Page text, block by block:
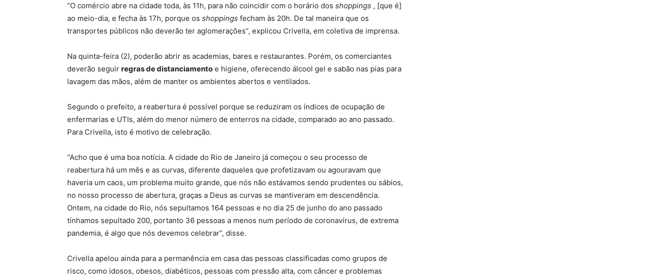
“O comércio abre na cidade toda, às 11h, para não coincidir com o horário dos shoppings , [que é]
ao meio-dia, e fecha às 17h, porque os shoppings fecham às 20h. De tal maneira que os
transportes públicos não deverão ter aglomerações”, explicou Crivella, em coletiva de imprensa.
Na quinta-feira (2), poderão abrir as academias, bares e restaurantes. Porém, os comerciantes
deverão seguir regras de distanciamento e higiene, oferecendo álcool gel e sabão nas pias para
lavagem das mãos, além de manter os ambientes abertos e ventilados.
Segundo o prefeito, a reabertura é possível porque se reduziram os índices de ocupação de
enfermarias e UTIs, além do menor número de enterros na cidade, comparado ao ano passado.
Para Crivella, isto é motivo de celebração.
“Acho que é uma boa notícia. A cidade do Rio de Janeiro já começou o seu processo de
reabertura há um mês e as curvas, diferente daqueles que profetizavam ou agouravam que
haveria um caos, um problema muito grande, que nós não estávamos sendo prudentes ou sábios,
no nosso processo de abertura, graças a Deus as curvas se mantiveram em descendência.
Ontem, na cidade do Rio, nós sepultamos 164 pessoas e no dia 25 de junho do ano passado
tínhamos sepultado 200, portanto 36 pessoas a menos num período de coronavírus, de extrema
pandemia, é algo que nós devemos celebrar”, disse.
Crivella apelou ainda para a permanência em casa das pessoas classificadas como grupos de
risco, como idosos, obesos, diabéticos, pessoas com pressão alta, com câncer e problemas